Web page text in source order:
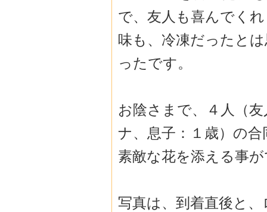
で、友人も喜んでく
味も、冷凍だったと
ったです。
お陰さまで、４人（
ナ、息子：１歳）の
素敵な花を添える事
写真は、到着直後と